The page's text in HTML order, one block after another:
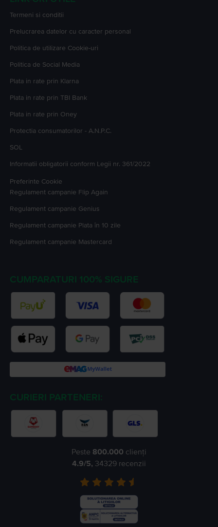
Termeni si conditii
Prelucrarea datelor cu caracter personal
Politica de utilizare Cookie-uri
Politica de Social Media
Plata in rate prin Klarna
Plata in rate prin TBI Bank
Plata in rate prin Oney
Protectia consumatorilor - A.N.P.C.
SOL
Informatii obligatorii conform Legii nr. 361/2022
Preferinte Cookie
Regulament campanie Flip Again
Regulament campanie Genius
Regulament campanie Plata în 10 zile
Regulament campanie Mastercard
CUMPARATURI 100% SIGURE
CURIERI PARTENERI:
Peste 800.000 clienți
4.9/5, 34329 recenzii